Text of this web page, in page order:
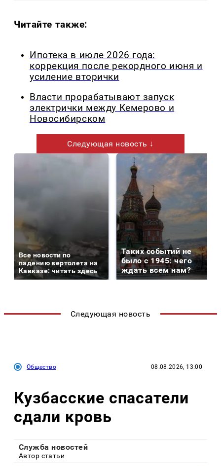
Читайте также:
Ипотека в июле 2026 года:
коррекция после рекордного июня и
усиление вторички
Власти прорабатывают запуск
электрички между Кемерово и
Новосибирском
Следующая новость ↓
Все новости по
падению вертолета на
Кавказе: читать здесь
Таких событий не
было с 1945: чего
ждать всем нам?
Следующая новость
Общество 08.08.2026, 13:00
Кузбасские спасатели
сдали кровь
Служба новостей
Автор статьи